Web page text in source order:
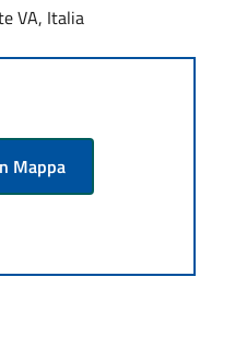
VA, Italia
Mappa